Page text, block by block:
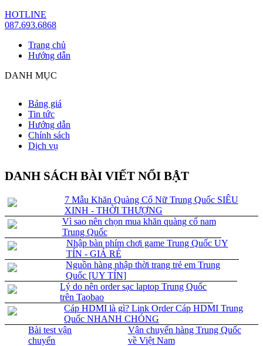
HOTLINE
087.693.6868
Trang chủ
Hướng dẫn
DANH MỤC
Bảng giá
Tin tức
Hướng dẫn
Chính sách
Dịch vụ
DANH SÁCH BÀI VIẾT NỔI BẬT
7 Mẫu Khăn Quàng Cổ Nữ Trung Quốc SIÊU
XINH - THỜI THƯỢNG
Vì sao nên chọn mua khăn quàng cổ nam
Trung Quốc
Nhập bàn phím chơi game Trung Quốc UY
TÍN - GIÁ RẺ
Nguồn hàng nhập thời trang trẻ em Trung
Quốc [UY TÍN]
Lý do nên order sạc laptop Trung Quốc
trên Taobao
Cáp HDMI là gì? Link Order Cáp HDMI Trung
Quốc NHANH CHÓNG
Bài test vận
chuyển
Vận chuyển hàng Trung Quốc
về Việt Nam